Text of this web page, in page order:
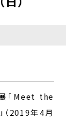
「Meet the
2019年4月